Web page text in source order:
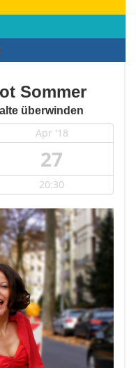
Sommer
überwinden
Apr '18
27
20:30